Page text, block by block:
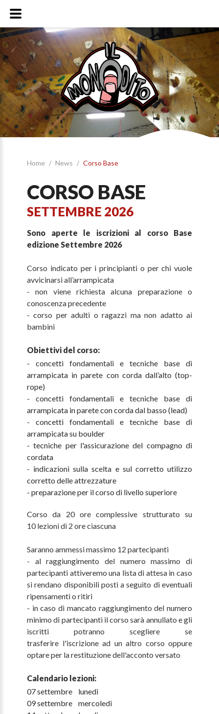
Home / News / Corso Base
CORSO BASE
SETTEMBRE 2026
Sono aperte le iscrizioni al corso Base
edizione Settembre 2026
Corso indicato per i principianti o per chi vuole
avvicinarsi all’arrampicata
- non viene richiesta alcuna preparazione o
conoscenza precedente
- corso per adulti o ragazzi ma non adatto ai
bambini
Obiettivi del corso:
- concetti fondamentali e tecniche base di
arrampicata in parete con corda dall’alto (top-
rope)
- concetti fondamentali e tecniche base di
arrampicata in parete con corda dal basso (lead)
- concetti fondamentali e tecniche base di
arrampicata su boulder
- tecniche per l'assicurazione del compagno di
cordata
- indicazioni sulla scelta e sul corretto utilizzo
corretto delle attrezzature
- preparazione per il corso di livello superiore
Corso da 20 ore complessive strutturato su
10 lezioni di 2 ore ciascuna
Saranno ammessi massimo 12 partecipanti
- al raggiungimento del numero massimo di
partecipanti attiveremo una lista di attesa in caso
si rendano disponibili posti a seguito di eventuali
ripensamenti o ritiri
- in caso di mancato raggiungimento del numero
minimo di partecipanti il corso sarà annullato e gli
iscritti potranno scegliere se
trasferire l'iscrizione ad un altro corso oppure
optare per la restituzione dell'acconto versato
Calendario lezioni:
07 settembre lunedi
09 settembre mercoledi